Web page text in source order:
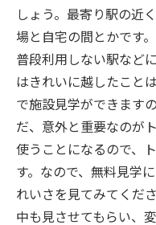
しょう。最寄り駅の近
場と自宅の間とかです
普段利用しない駅など
はきれいに越したこと
で施設見学ができます
だ、意外と重要なのが
使うことになるので、
す。なので、無料見学
れいさを見てみてくだ
中も見させてもらい、